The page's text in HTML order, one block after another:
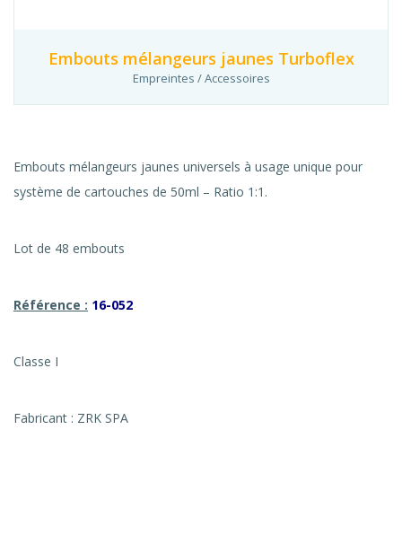
Embouts mélangeurs jaunes Turboflex
Empreintes / Accessoires
Embouts mélangeurs jaunes universels à usage unique pour
système de cartouches de 50ml – Ratio 1:1.
Lot de 48 embouts
Référence : 16-052
Classe I
Fabricant : ZRK SPA